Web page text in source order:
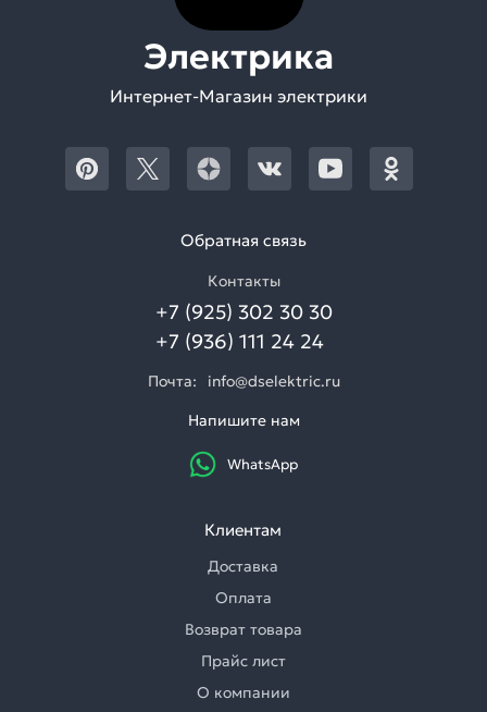
Электрика
Интернет-Магазин электрики
Обратная связь
Контакты
+7 (925) 302 30 30
+7 (936) 111 24 24
Почта:
info@dselektric.ru
Напишите нам
WhatsApp
Клиентам
Доставка
Оплата
Возврат товара
Прайс лист
О компании